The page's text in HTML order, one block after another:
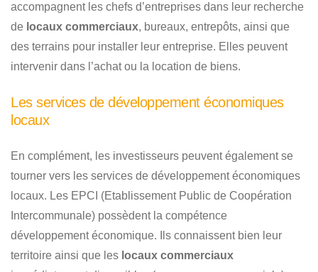
accompagnent les chefs d’entreprises dans leur recherche
de locaux commerciaux, bureaux, entrepôts, ainsi que
des terrains pour installer leur entreprise. Elles peuvent
intervenir dans l’achat ou la location de biens.
Les services de développement économiques
locaux
En complément, les investisseurs peuvent également se
tourner vers les services de développement économiques
locaux. Les EPCI (Etablissement Public de Coopération
Intercommunale) possèdent la compétence
développement économique. Ils connaissent bien leur
territoire ainsi que les locaux commerciaux